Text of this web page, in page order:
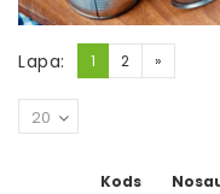
Lapa: 1 2 »
20
Kods